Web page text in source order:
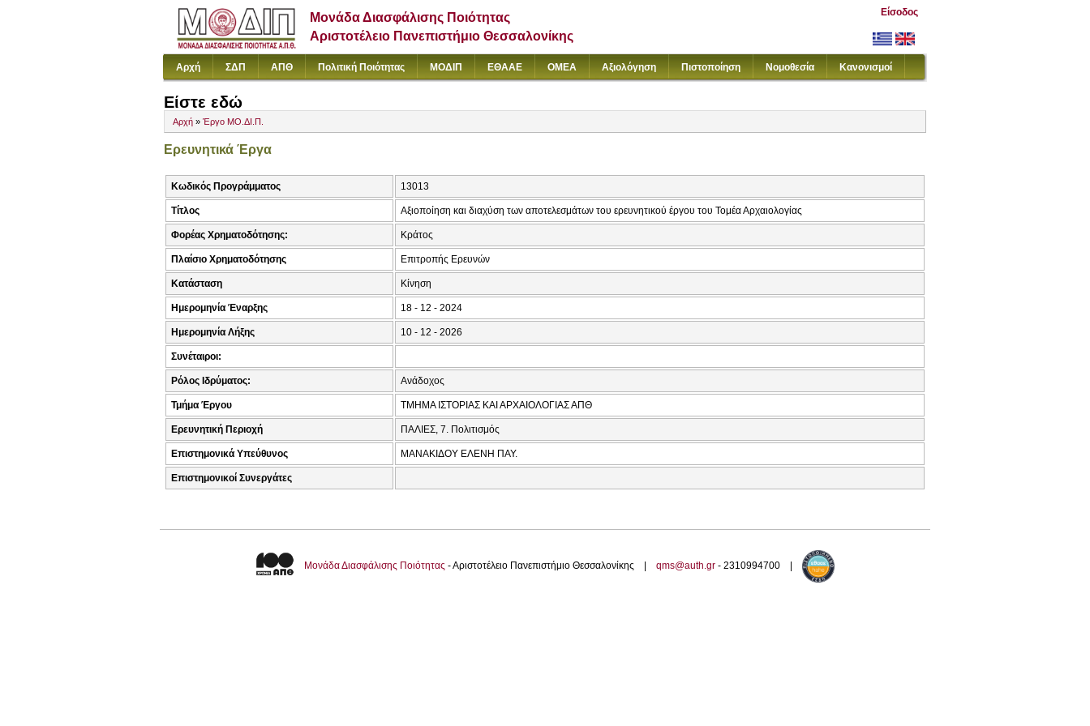
Μονάδα Διασφάλισης Ποιότητας
Αριστοτέλειο Πανεπιστήμιο Θεσσαλονίκης
Είσοδος
Αρχή ΣΔΠ ΑΠΘ Πολιτική Ποιότητας ΜΟΔΙΠ ΕΘΑΑΕ ΟΜΕΑ Αξιολόγηση Πιστοποίηση Νομοθεσία Κανονισμοί
Είστε εδώ
Αρχή » Έργο ΜΟ.ΔΙ.Π.
Ερευνητικά Έργα
Κωδικός Προγράμματος 13013
Τίτλος Αξιοποίηση και διαχύση των αποτελεσμάτων του ερευνητικού έργου του Τομέα Αρχαιολογίας
Φορέας Χρηματοδότησης: Κράτος
Πλαίσιο Χρηματοδότησης Επιτροπής Ερευνών
Κατάσταση Κίνηση
Ημερομηνία Έναρξης 18 - 12 - 2024
Ημερομηνία Λήξης 10 - 12 - 2026
Συνέταιροι:
Ρόλος Ιδρύματος: Ανάδοχος
Τμήμα Έργου ΤΜΗΜΑ ΙΣΤΟΡΙΑΣ ΚΑΙ ΑΡΧΑΙΟΛΟΓΙΑΣ ΑΠΘ
Ερευνητική Περιοχή ΠΑΛΙΕΣ, 7. Πολιτισμός
Επιστημονικά Υπεύθυνος ΜΑΝΑΚΙΔΟΥ ΕΛΕΝΗ ΠΑΥ.
Επιστημονικοί Συνεργάτες
Μονάδα Διασφάλισης Ποιότητας - Αριστοτέλειο Πανεπιστήμιο Θεσσαλονίκης | qms@auth.gr - 2310994700 |